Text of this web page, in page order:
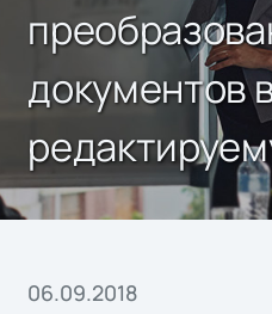
документов
06.09.2018